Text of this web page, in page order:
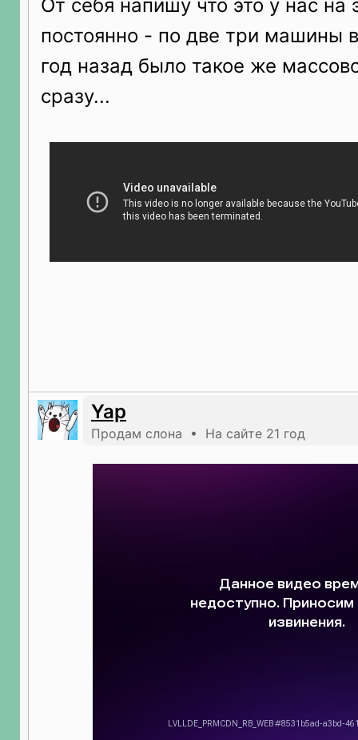
От себя напишу что это у нас на
постоянно - по две три машины
год назад было такое же
сразу...
Yap
Продам слона • На сайте 21 год